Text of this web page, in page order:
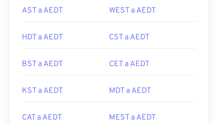
AST a AEDT WEST a AEDT
HDT a AEDT CST a AEDT
BST a AEDT CET a AEDT
KST a AEDT MDT a AEDT
CAT a AEDT MEST a AEDT